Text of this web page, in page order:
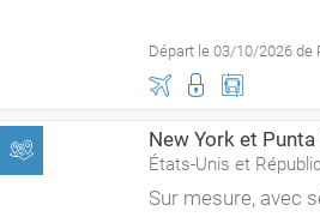
Départ le 03/10/2026 de
New York et Punta
États-Unis et
Sur mesure, avec